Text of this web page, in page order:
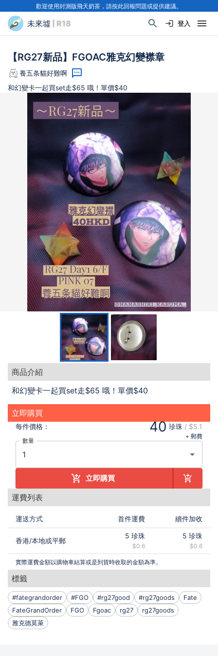
歡迎使用封測版飛天奶茶，請按此回報問題或提供建議。
未來墟 | R18 登入
【RG27新品】FGOAC雅克幻變襟章
養五条貓好難啊
和幻變卡一起買set走$65 哦！單價$40
商品介紹
和幻變卡一起買set走$65 哦！單價$40
立即購買
每件價格： 40 珍珠 / $5.1
+ 郵費
數量
立即購買
運費列表
運送方式 首件運費 續件加收
香港/本地或平郵
5 珍珠
$0.6
5 珍珠
$0.6
實際運費金額以購物車結算或是到貨時收取的金額為準。
標籤
#fategrandorder #FGO #rg27good #rg27goods
Fate
FateGrandOrder
FGO Fgoac rg27
rg27goods
雅克德莫萊